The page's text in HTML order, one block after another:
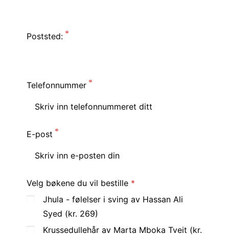
Poststed:
Telefonnummer
E-post
Velg bøkene du vil bestille
Jhula - følelser i sving av Hassan Ali
Syed (kr. 269)
Krussedullehår av Marta Mboka Tveit (kr.